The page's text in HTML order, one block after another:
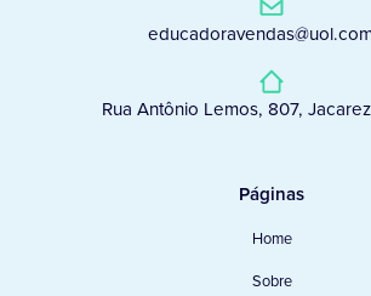
Rua Antônio Lemos, 807,
Páginas
Home
Sobre